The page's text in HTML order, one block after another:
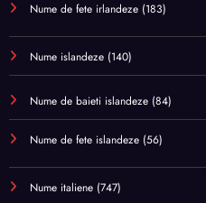
Nume de fete irlandeze (183)
Nume islandeze (140)
Nume de baieti islandeze (84)
Nume de fete islandeze (56)
Nume italiene (747)